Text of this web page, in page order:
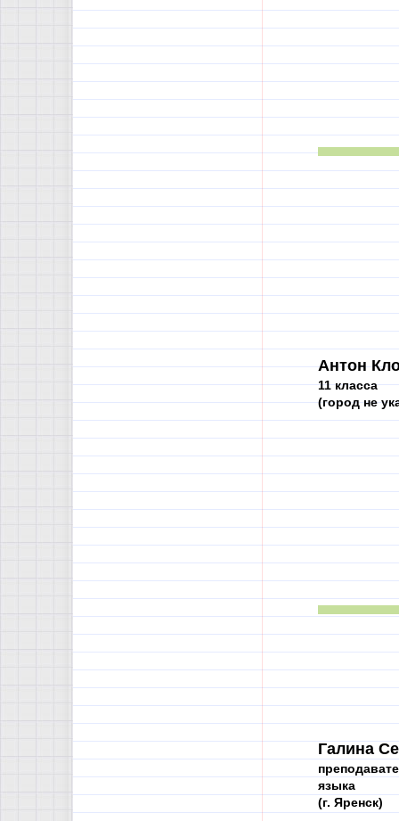
Антон
11 класса
(город не
Галина
языка
(г. Яренск)